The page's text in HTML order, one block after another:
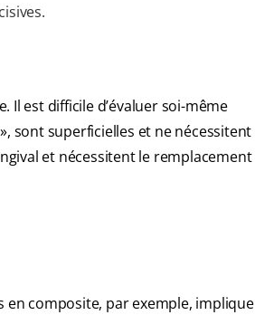
est difficile d’évaluer soi-même
sont superficielles et ne nécessitent
et nécessitent le remplacement
composite, par exemple, implique